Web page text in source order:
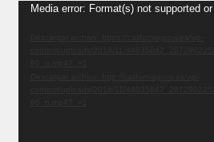
Reproductor
Media error: Format(s) not supported